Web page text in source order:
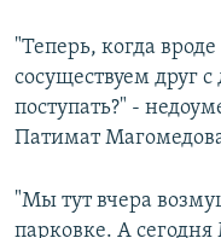
"Теперь, когда
сосуществуем друг
поступать?" -
Патимат
"Мы тут вчера
парковке. А